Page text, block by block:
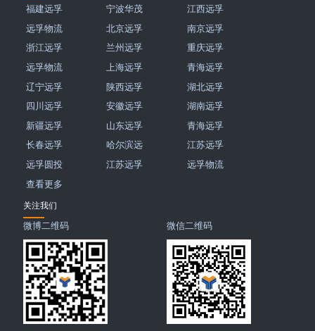
福建远孚 宁波华茂
江西远孚
远孚物流
北京远孚
南京远孚
浙江远孚
兰州远孚
重庆远孚
远孚物流
上海远孚
青海远孚
辽宁远孚
陕西远孚
湖北远孚
四川远孚
安徽远孚
湖南远孚
新疆远孚
山东远孚
青海远孚
长春远孚
哈尔滨远
江苏远孚
远孚圆投
江苏远孚
远孚物流
查看更多
关注我们
微博二维码 微信二维码